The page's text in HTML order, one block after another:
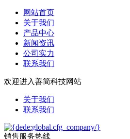
网站首页
关于我们
产品中心
新闻资讯
公司实力
联系我们
欢迎进入善简科技网站
关于我们
联系我们
销售服务热线